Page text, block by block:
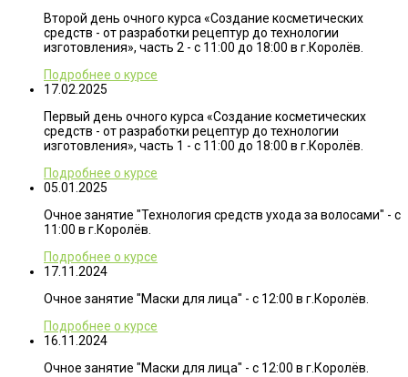
Второй день очного курса «Создание косметических
средств - от разработки рецептур до технологии
изготовления», часть 2 - с 11:00 до 18:00 в г.Королёв.
Подробнее о курсе
17.02.2025
Первый день очного курса «Создание косметических
средств - от разработки рецептур до технологии
изготовления», часть 1 - с 11:00 до 18:00 в г.Королёв.
Подробнее о курсе
05.01.2025
Очное занятие "Технология средств ухода за волосами" - с
11:00 в г.Королёв.
Подробнее о курсе
17.11.2024
Очное занятие "Маски для лица" - с 12:00 в г.Королёв.
Подробнее о курсе
16.11.2024
Очное занятие "Маски для лица" - с 12:00 в г.Королёв.